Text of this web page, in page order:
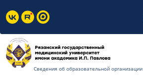
Сведения об образовательной организации